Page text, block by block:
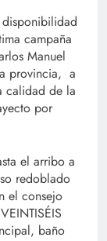
campaña
Manuel
provincia, a
calidad de la
por
el arribo a
redoblado
el consejo
baño